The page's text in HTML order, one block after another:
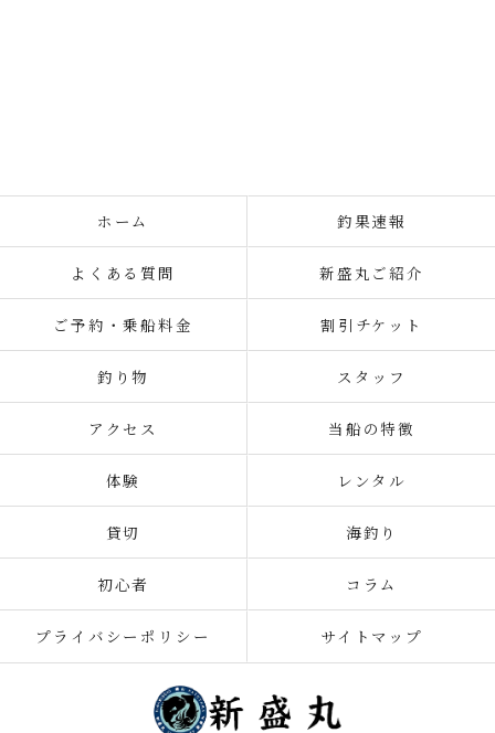
ホーム 釣果速報
よくある質問 新盛丸ご紹介
ご予約・乗船料金 割引チケット
釣り物 スタッフ
アクセス 当船の特徴
体験 レンタル
貸切 海釣り
初心者 コラム
プライバシーポリシー サイトマップ